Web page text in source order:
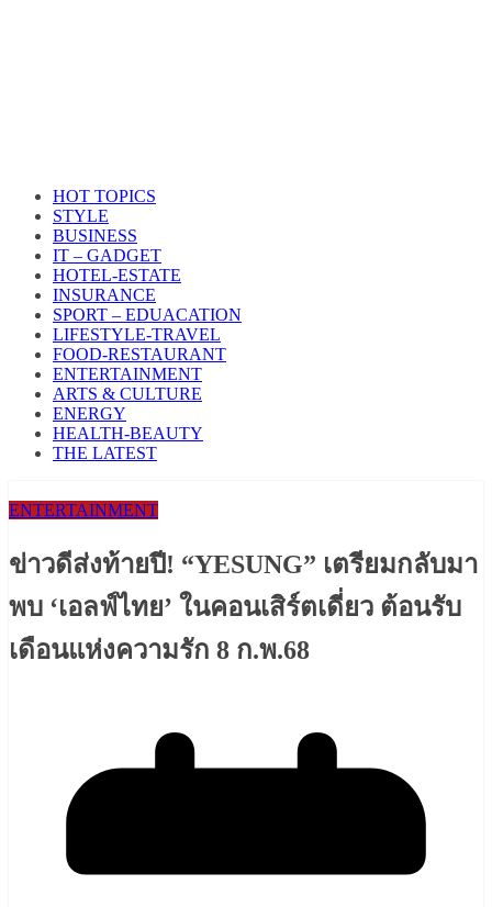
HOT TOPICS
STYLE
BUSINESS
IT – GADGET
HOTEL-ESTATE
INSURANCE
SPORT – EDUACATION
LIFESTYLE​-TRAVEL​
FOOD-RESTAURANT
ENTERTAINMENT
ARTS & CULTURE
ENERGY
HEALTH​-BEAUTY
THE LATEST
ENTERTAINMENT
ข่าวดีส่งท้ายปี! “YESUNG” เตรียมกลับมา
พบ ‘เอลฟ์ไทย’ ในคอนเสิร์ตเดี่ยว ต้อนรับ
เดือนแห่งความรัก 8 ก.พ.68